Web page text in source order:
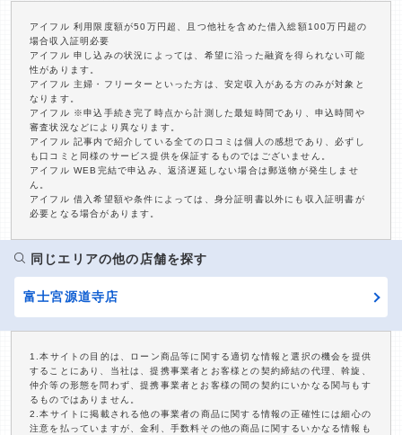
アイフル 利用限度額が50万円超、且つ他社を含めた借入総額100万円超の
場合収入証明必要
アイフル 申し込みの状況によっては、希望に沿った融資を得られない可能
性があります。
アイフル 主婦・フリーターといった方は、安定収入がある方のみが対象と
なります。
アイフル ※申込手続き完了時点から計測した最短時間であり、申込時間や
審査状況などにより異なります。
アイフル 記事内で紹介している全ての口コミは個人の感想であり、必ずし
も口コミと同様のサービス提供を保証するものではございません。
アイフル WEB完結で申込み、返済遅延しない場合は郵送物が発生しませ
ん。
アイフル 借入希望額や条件によっては、身分証明書以外にも収入証明書が
必要となる場合があります。
同じエリアの他の店舗を探す
富士宮源道寺店
1.本サイトの目的は、ローン商品等に関する適切な情報と選択の機会を提供
することにあり、当社は、提携事業者とお客様との契約締結の代理、斡旋、
仲介等の形態を問わず、提携事業者とお客様の間の契約にいかなる関与もす
るものではありません。
2.本サイトに掲載される他の事業者の商品に関する情報の正確性には細心の
注意を払っていますが、金利、手数料その他の商品に関するいかなる情報も